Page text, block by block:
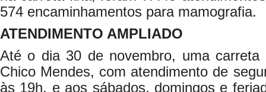
574 encaminhamentos para mamografia.
ATENDIMENTO AMPLIADO
Até o dia 30 de novembro, uma carreta
Chico Mendes, com atendimento de
às 19h, e aos sábados, domingos e